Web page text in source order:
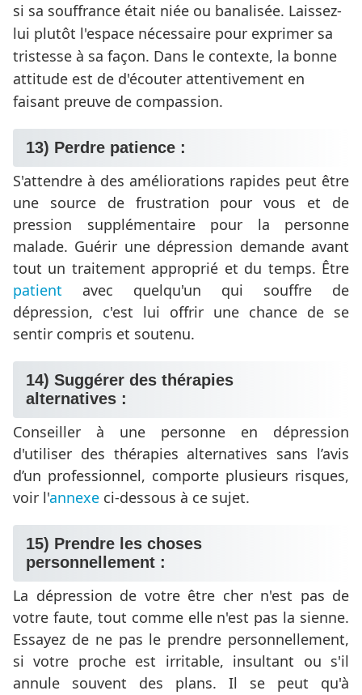
si sa souffrance était niée ou banalisée. Laissez-
lui plutôt l'espace nécessaire pour exprimer sa
tristesse à sa façon. Dans le contexte, la bonne
attitude est de d'écouter attentivement en
faisant preuve de compassion.
13) Perdre patience :
S'attendre à des améliorations rapides peut être
une source de frustration pour vous et de
pression supplémentaire pour la personne
malade. Guérir une dépression demande avant
tout un traitement approprié et du temps. Être
patient avec quelqu'un qui souffre de
dépression, c'est lui offrir une chance de se
sentir compris et soutenu.
14) Suggérer des thérapies
alternatives :
Conseiller à une personne en dépression
d'utiliser des thérapies alternatives sans l’avis
d’un professionnel, comporte plusieurs risques,
voir l'annexe ci-dessous à ce sujet.
15) Prendre les choses
personnellement :
La dépression de votre être cher n'est pas de
votre faute, tout comme elle n'est pas la sienne.
Essayez de ne pas le prendre personnellement,
si votre proche est irritable, insultant ou s'il
annule souvent des plans. Il se peut qu'à